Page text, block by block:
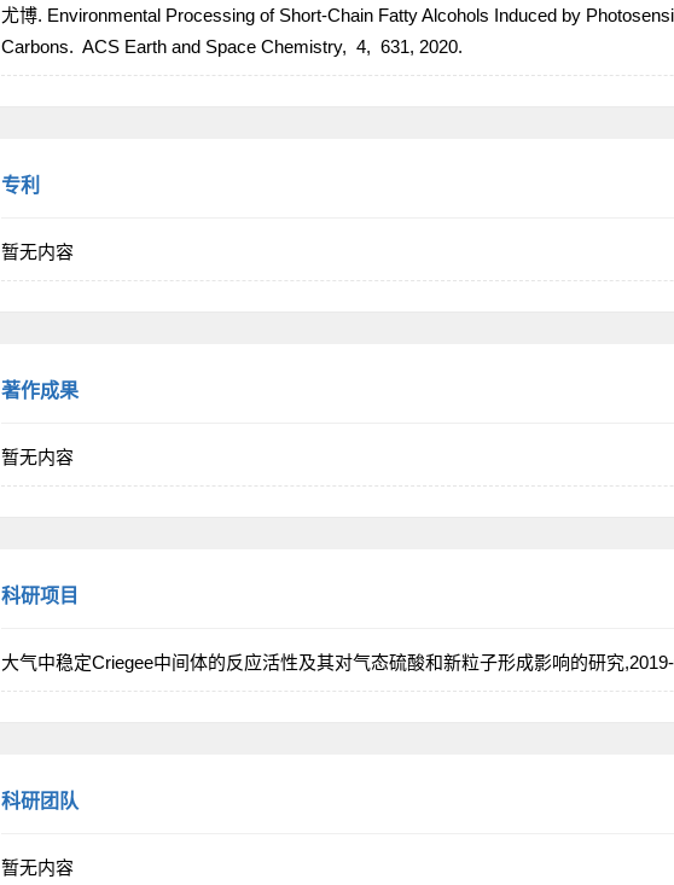
尤博. Environmental Processing of Short-Chain Fatty Alcohols Induced by
Carbons. ACS Earth and Space Chemistry, 4, 631, 2020.
专利
暂无内容
著作成果
暂无内容
科研项目
大气中稳定Criegee中间体的反应活性及其对气态硫酸和新粒子形成影响的研究
科研团队
暂无内容